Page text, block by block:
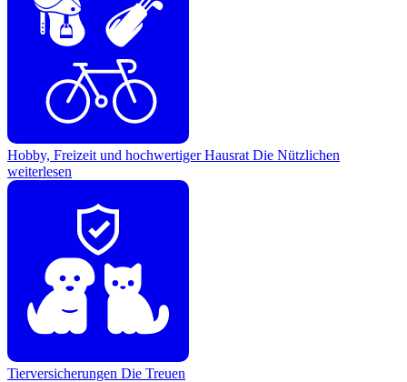
Hobby, Freizeit und hochwertiger Hausrat Die Nützlichen
weiterlesen
Tierversicherungen Die Treuen